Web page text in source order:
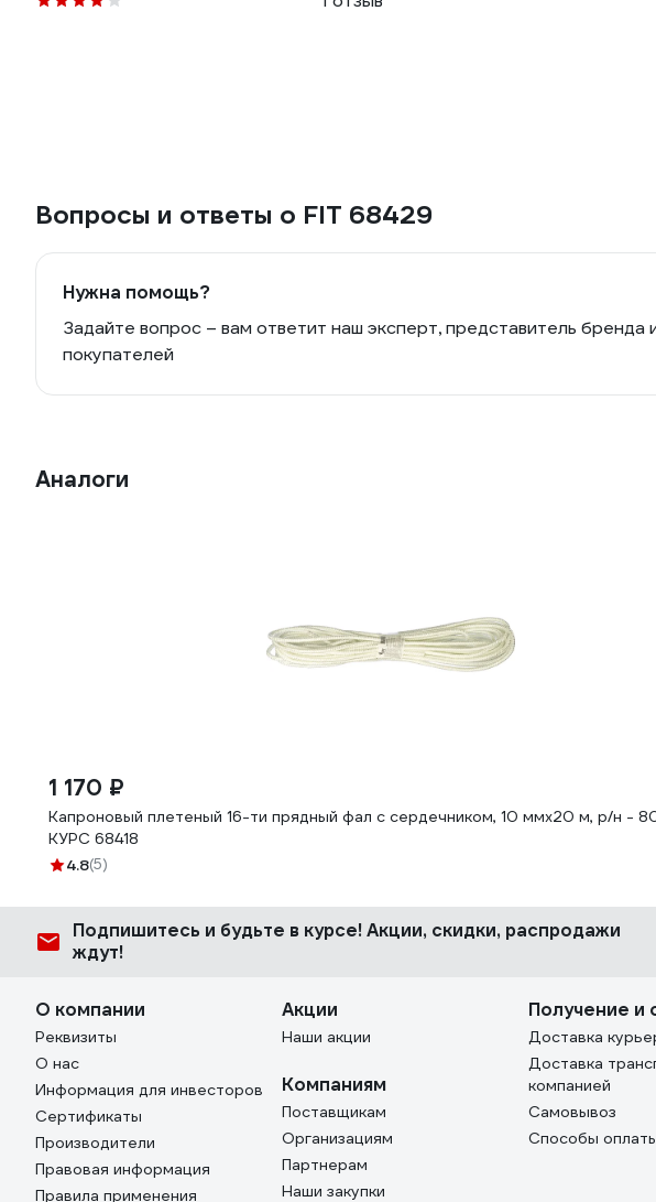
Вопросы и ответы о FIT 68429
Нужна помощь?
Задайте вопрос – вам ответит наш эксперт, представитель бренда
покупателей
Аналоги
1 170 ₽
Капроновый плетеный 16-ти прядный фал с сердечником, 10 ммх20 м, р/н -
КУРС 68418
4.8(5)
Подпишитесь и будьте в курсе! Акции, скидки, распродажи
ждут!
О компании
Реквизиты
О нас
Информация для инвесторов
Сертификаты
Производители
Правовая информация
Правила применения
Акции
Наши акции
Компаниям
Поставщикам
Организациям
Партнерам
Наши закупки
Получение и
Доставка
Доставка
компанией
Самовывоз
Способы